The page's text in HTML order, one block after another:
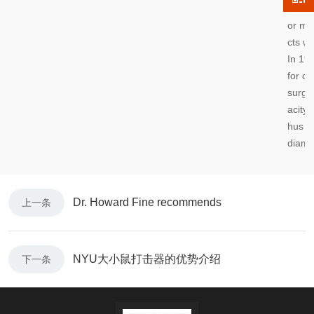
or
cts
In
for
acity
hus
上一条 Dr. Howard Fine recommends
下一条 NYU大小鼠打击器的优势介绍